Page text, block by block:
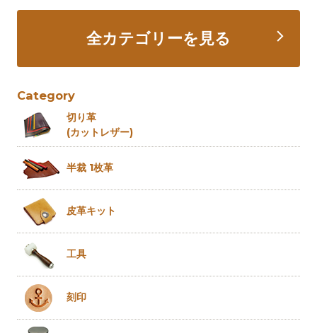
全カテゴリーを見る
Category
切り革
(カットレザー)
半裁 1枚革
皮革キット
工具
刻印